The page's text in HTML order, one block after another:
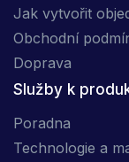
Jak vytvořit
Obchodní
Doprava
Služby k
Poradna
Technologie a